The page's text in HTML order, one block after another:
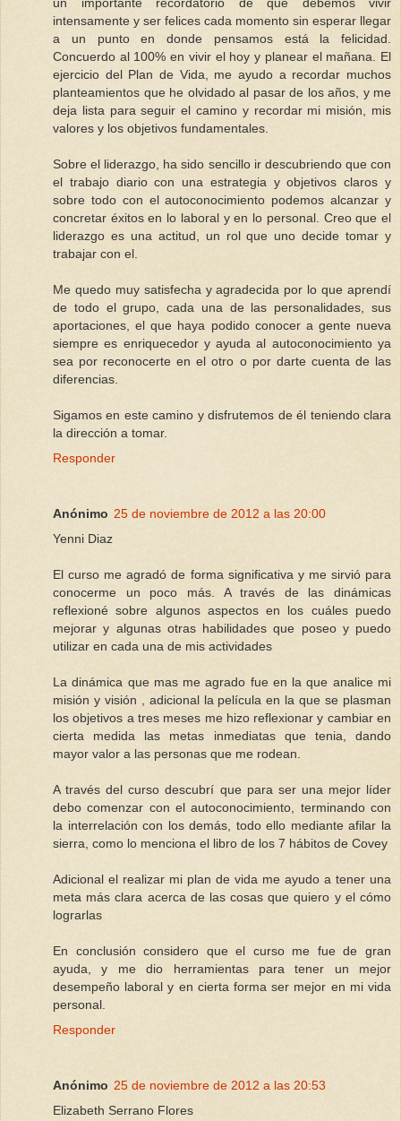
un importante recordatorio de que debemos vivir
intensamente y ser felices cada momento sin esperar llegar
a un punto en donde pensamos está la felicidad.
Concuerdo al 100% en vivir el hoy y planear el mañana. El
ejercicio del Plan de Vida, me ayudo a recordar muchos
planteamientos que he olvidado al pasar de los años, y me
deja lista para seguir el camino y recordar mi misión, mis
valores y los objetivos fundamentales.
Sobre el liderazgo, ha sido sencillo ir descubriendo que con
el trabajo diario con una estrategia y objetivos claros y
sobre todo con el autoconocimiento podemos alcanzar y
concretar éxitos en lo laboral y en lo personal. Creo que el
liderazgo es una actitud, un rol que uno decide tomar y
trabajar con el.
Me quedo muy satisfecha y agradecida por lo que aprendí
de todo el grupo, cada una de las personalidades, sus
aportaciones, el que haya podido conocer a gente nueva
siempre es enriquecedor y ayuda al autoconocimiento ya
sea por reconocerte en el otro o por darte cuenta de las
diferencias.
Sigamos en este camino y disfrutemos de él teniendo clara
la dirección a tomar.
Responder
Anónimo 25 de noviembre de 2012 a las 20:00
Yenni Diaz
El curso me agradó de forma significativa y me sirvió para
conocerme un poco más. A través de las dinámicas
reflexioné sobre algunos aspectos en los cuáles puedo
mejorar y algunas otras habilidades que poseo y puedo
utilizar en cada una de mis actividades
La dinámica que mas me agrado fue en la que analice mi
misión y visión , adicional la película en la que se plasman
los objetivos a tres meses me hizo reflexionar y cambiar en
cierta medida las metas inmediatas que tenia, dando
mayor valor a las personas que me rodean.
A través del curso descubrí que para ser una mejor líder
debo comenzar con el autoconocimiento, terminando con
la interrelación con los demás, todo ello mediante afilar la
sierra, como lo menciona el libro de los 7 hábitos de Covey
Adicional el realizar mi plan de vida me ayudo a tener una
meta más clara acerca de las cosas que quiero y el cómo
lograrlas
En conclusión considero que el curso me fue de gran
ayuda, y me dio herramientas para tener un mejor
desempeño laboral y en cierta forma ser mejor en mi vida
personal.
Responder
Anónimo 25 de noviembre de 2012 a las 20:53
Elizabeth Serrano Flores